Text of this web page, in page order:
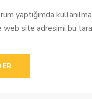
yaptığımda
site adresimi bu